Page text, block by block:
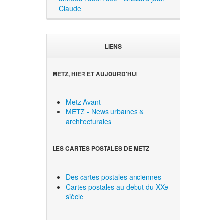
Claude
LIENS
METZ, HIER ET AUJOURD'HUI
Metz Avant
METZ - News urbaines &
architecturales
LES CARTES POSTALES DE METZ
Des cartes postales anciennes
Cartes postales au debut du XXe
siècle